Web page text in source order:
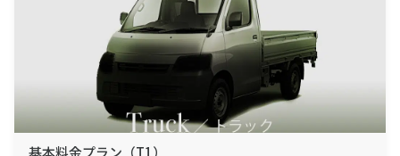
基本料金プラン（T1）